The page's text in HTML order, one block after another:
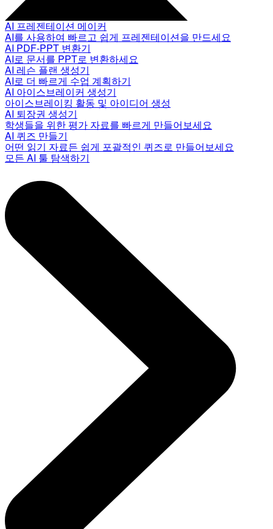
AI 프레젠테이션 메이커
AI를 사용하여 빠르고 쉽게 프레젠테이션을 만드세요
AI PDF-PPT 변환기
AI로 문서를 PPT로 변환하세요
AI 레슨 플랜 생성기
AI로 더 빠르게 수업 계획하기
AI 아이스브레이커 생성기
아이스브레이킹 활동 및 아이디어 생성
AI 퇴장권 생성기
학생들을 위한 평가 자료를 빠르게 만들어보세요
AI 퀴즈 만들기
어떤 읽기 자료든 쉽게 포괄적인 퀴즈로 만들어보세요
모든 AI 툴 탐색하기